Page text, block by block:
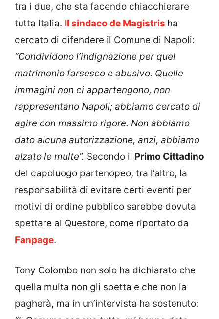
tra i due, che sta facendo chiacchierare
tutta Italia. Il sindaco de Magistris ha
cercato di difendere il Comune di Napoli:
“Condividono l’indignazione per quel
matrimonio farsesco e abusivo. Quelle
immagini non ci appartengono, non
rappresentano Napoli; abbiamo cercato di
agire con massimo rigore. Non abbiamo
dato alcuna autorizzazione, anzi, abbiamo
alzato le multe”. Secondo il Primo Cittadino
del capoluogo partenopeo, tra l’altro, la
responsabilità di evitare certi eventi per
motivi di ordine pubblico sarebbe dovuta
spettare al Questore, come riportato da
Fanpage.
Tony Colombo non solo ha dichiarato che
quella multa non gli spetta e che non la
pagherà, ma in un’intervista ha sostenuto: